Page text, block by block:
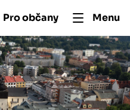
Pro občany Menu